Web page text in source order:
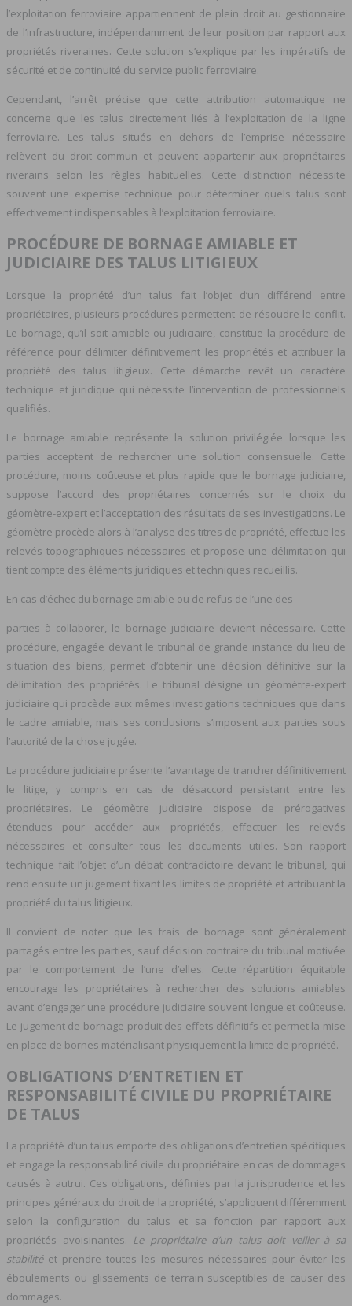
l’exploitation ferroviaire appartiennent de plein droit au gestionnaire
de l’infrastructure, indépendamment de leur position par rapport aux
propriétés riveraines. Cette solution s’explique par les impératifs de
sécurité et de continuité du service public ferroviaire.
Cependant, l’arrêt précise que cette attribution automatique ne
concerne que les talus directement liés à l’exploitation de la ligne
ferroviaire. Les talus situés en dehors de l’emprise nécessaire
relèvent du droit commun et peuvent appartenir aux propriétaires
riverains selon les règles habituelles. Cette distinction nécessite
souvent une expertise technique pour déterminer quels talus sont
effectivement indispensables à l’exploitation ferroviaire.
PROCÉDURE DE BORNAGE AMIABLE ET
JUDICIAIRE DES TALUS LITIGIEUX
Lorsque la propriété d’un talus fait l’objet d’un différend entre
propriétaires, plusieurs procédures permettent de résoudre le conflit.
Le bornage, qu’il soit amiable ou judiciaire, constitue la procédure de
référence pour délimiter définitivement les propriétés et attribuer la
propriété des talus litigieux. Cette démarche revêt un caractère
technique et juridique qui nécessite l’intervention de professionnels
qualifiés.
Le bornage amiable représente la solution privilégiée lorsque les
parties acceptent de rechercher une solution consensuelle. Cette
procédure, moins coûteuse et plus rapide que le bornage judiciaire,
suppose l’accord des propriétaires concernés sur le choix du
géomètre-expert et l’acceptation des résultats de ses investigations. Le
géomètre procède alors à l’analyse des titres de propriété, effectue les
relevés topographiques nécessaires et propose une délimitation qui
tient compte des éléments juridiques et techniques recueillis.
En cas d’échec du bornage amiable ou de refus de l’une des
parties à collaborer, le bornage judiciaire devient nécessaire. Cette
procédure, engagée devant le tribunal de grande instance du lieu de
situation des biens, permet d’obtenir une décision définitive sur la
délimitation des propriétés. Le tribunal désigne un géomètre-expert
judiciaire qui procède aux mêmes investigations techniques que dans
le cadre amiable, mais ses conclusions s’imposent aux parties sous
l’autorité de la chose jugée.
La procédure judiciaire présente l’avantage de trancher définitivement
le litige, y compris en cas de désaccord persistant entre les
propriétaires. Le géomètre judiciaire dispose de prérogatives
étendues pour accéder aux propriétés, effectuer les relevés
nécessaires et consulter tous les documents utiles. Son rapport
technique fait l’objet d’un débat contradictoire devant le tribunal, qui
rend ensuite un jugement fixant les limites de propriété et attribuant la
propriété du talus litigieux.
Il convient de noter que les frais de bornage sont généralement
partagés entre les parties, sauf décision contraire du tribunal motivée
par le comportement de l’une d’elles. Cette répartition équitable
encourage les propriétaires à rechercher des solutions amiables
avant d’engager une procédure judiciaire souvent longue et coûteuse.
Le jugement de bornage produit des effets définitifs et permet la mise
en place de bornes matérialisant physiquement la limite de propriété.
OBLIGATIONS D’ENTRETIEN ET
RESPONSABILITÉ CIVILE DU PROPRIÉTAIRE
DE TALUS
La propriété d’un talus emporte des obligations d’entretien spécifiques
et engage la responsabilité civile du propriétaire en cas de dommages
causés à autrui. Ces obligations, définies par la jurisprudence et les
principes généraux du droit de la propriété, s’appliquent différemment
selon la configuration du talus et sa fonction par rapport aux
propriétés avoisinantes. Le propriétaire d’un talus doit veiller à sa
stabilitéet prendre toutes les mesures nécessaires pour éviter les
éboulements ou glissements de terrain susceptibles de causer des
dommages.